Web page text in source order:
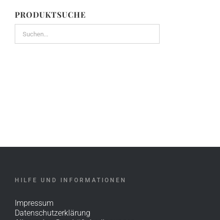
PRODUKTSUCHE
HILFE UND INFORMATIONEN
Impressum
Datenschutzerklärung